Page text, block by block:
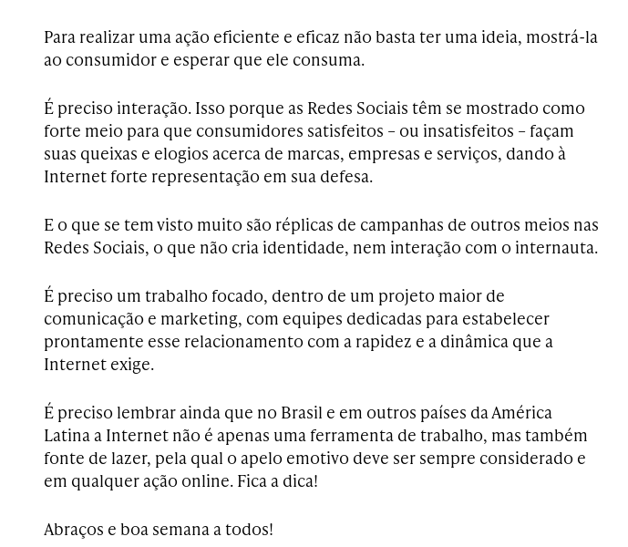
Para realizar uma ação eficiente e eficaz não basta ter uma ideia, mostrá-la
ao consumidor e esperar que ele consuma.
É preciso interação. Isso porque as Redes Sociais têm se mostrado como
forte meio para que consumidores satisfeitos – ou insatisfeitos – façam
suas queixas e elogios acerca de marcas, empresas e serviços, dando à
Internet forte representação em sua defesa.
E o que se tem visto muito são réplicas de campanhas de outros meios nas
Redes Sociais, o que não cria identidade, nem interação com o internauta.
É preciso um trabalho focado, dentro de um projeto maior de
comunicação e marketing, com equipes dedicadas para estabelecer
prontamente esse relacionamento com a rapidez e a dinâmica que a
Internet exige.
É preciso lembrar ainda que no Brasil e em outros países da América
Latina a Internet não é apenas uma ferramenta de trabalho, mas também
fonte de lazer, pela qual o apelo emotivo deve ser sempre considerado e
em qualquer ação online. Fica a dica!
Abraços e boa semana a todos!